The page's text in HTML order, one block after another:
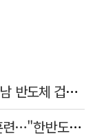
정청래, 靑 겨냥... "신천지·레버리지·호남 반도체 겁박 사과하라"
美해병대, 한국서 첫 자폭드론 실사격훈련…"한반도 지형 학습"